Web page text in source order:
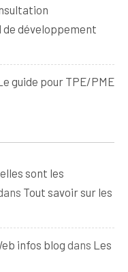
développement
guide pour TPE/PME
sont les
Tout savoir sur les
infos blog dans Les